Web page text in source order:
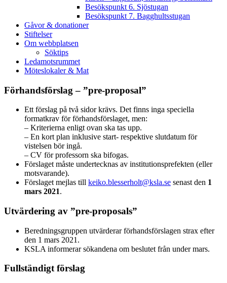
Besökspunkt 6. Sjöstugan
Besökspunkt 7. Bagghultsstugan
Gåvor & donationer
Stiftelser
Om webbplatsen
Söktips
Ledamotsrummet
Möteslokaler & Mat
Förhandsförslag – ”pre-proposal”
Ett förslag på två sidor krävs. Det finns inga speciella
formatkrav för förhandsförslaget, men:
– Kriterierna enligt ovan ska tas upp.
– En kort plan inklusive start- respektive slutdatum för
vistelsen bör ingå.
– CV för professorn ska bifogas.
Förslaget måste undertecknas av institutionsprefekten (eller
motsvarande).
Förslaget mejlas till keiko.blesserholt@ksla.se senast den 1
mars 2021.
Utvärdering av ”pre-proposals”
Beredningsgruppen utvärderar förhandsförslagen strax efter
den 1 mars 2021.
KSLA informerar sökandena om beslutet från under mars.
Fullständigt förslag